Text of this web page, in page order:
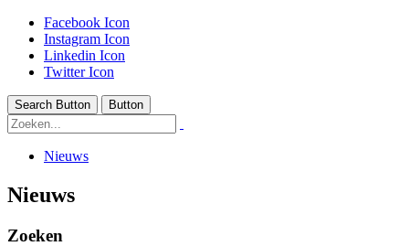
Facebook Icon
Instagram Icon
Linkedin Icon
Twitter Icon
Search Button Button
Nieuws
Nieuws
Zoeken